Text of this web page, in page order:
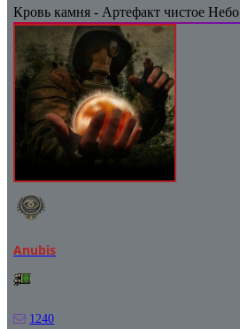
Кровь камня - Артефакт чистое Небо
Anubis
1240